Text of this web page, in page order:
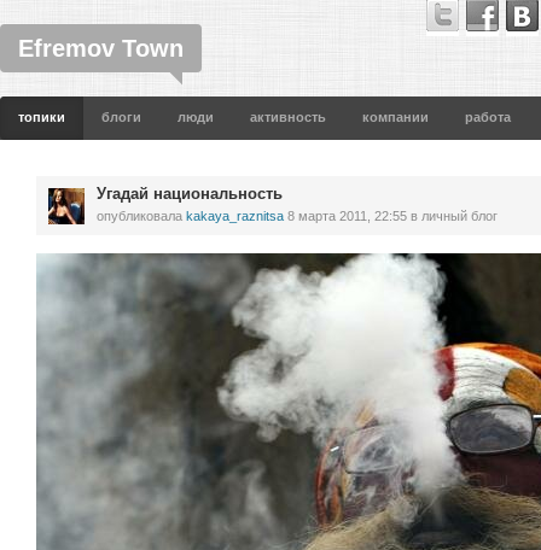
Efremov Town
топики блоги люди активность компании работа
Угадай национальность
опубликовала kakaya_raznitsa 8 марта 2011, 22:55 в личный блог